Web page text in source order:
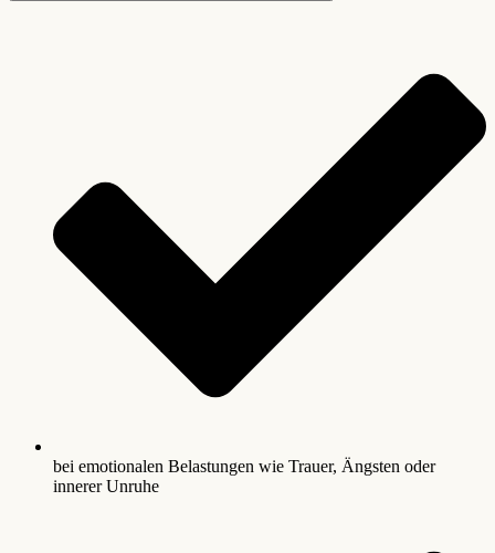
bei emotionalen Belastungen wie Trauer, Ängsten oder
innerer Unruhe